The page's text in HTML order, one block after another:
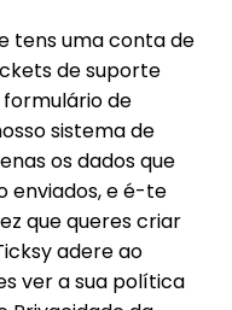
tens uma conta de
de suporte
formulário de
sistema de
os dados que
enviados, e é-te
que queres criar
adere ao
ver a sua política